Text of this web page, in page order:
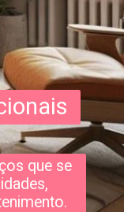
que se